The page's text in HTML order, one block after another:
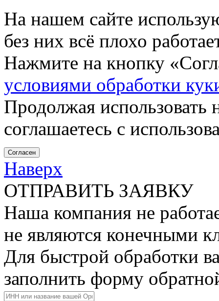
На нашем сайте
без них всё плохо
Нажмите на кнопку
условиями обработки
Продолжая использовать
соглашаетесь с
Согласен
Наверх
ОТПРАВИТЬ ЗАЯВКУ
Наша компания не
не являются конечными
Для быстрой обработки
заполнить форму